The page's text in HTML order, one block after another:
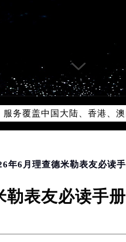
公告
400-006-0073
务覆盖中国大陆、香港、
602室（需提前预约）
室（需提前预约）
年6月理查德米勒表友必读
勒表友必读手